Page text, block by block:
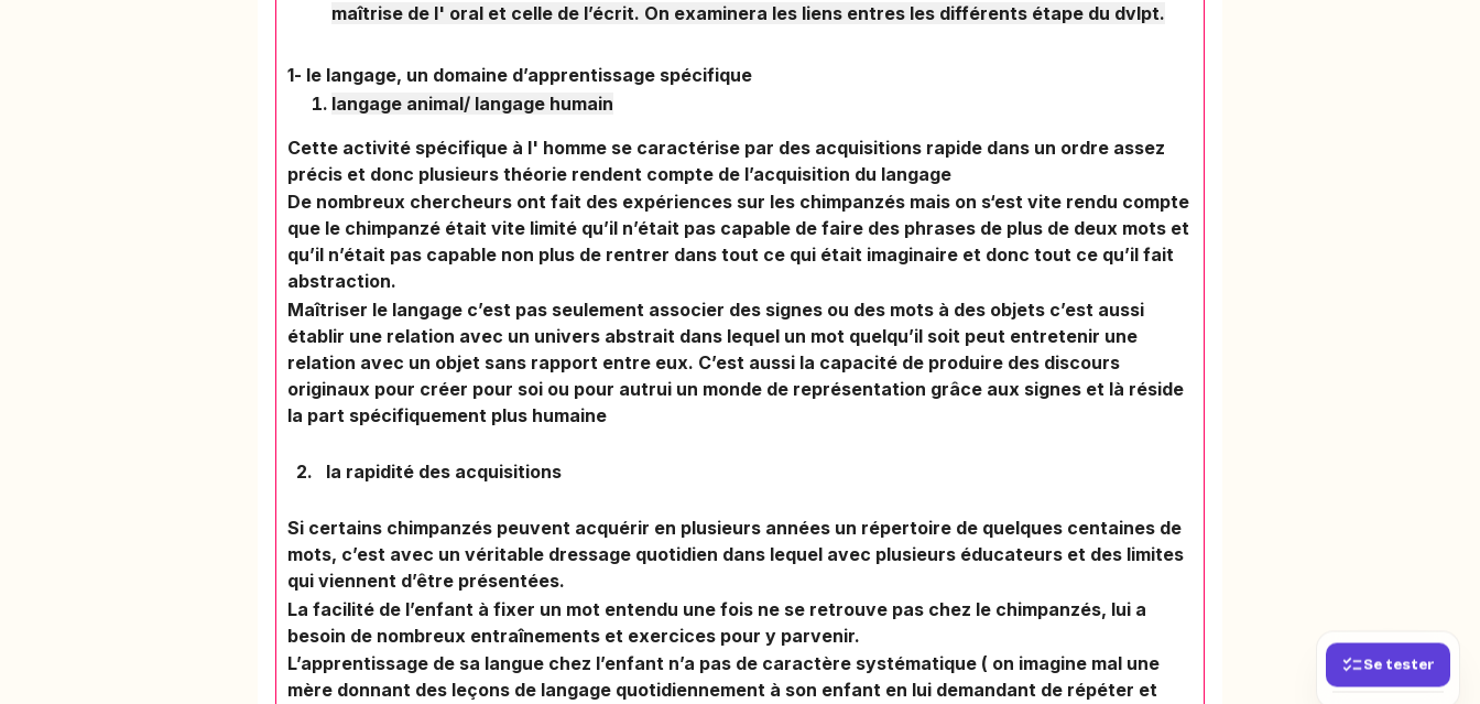
Se tester
maîtrise de l' oral et celle de l’écrit. On examinera les liens entres les différents étape du dvlpt.
1- le langage, un domaine d’apprentissage spécifique
langage animal/ langage humain
Cette activité spécifique à l' homme se caractérise par des acquisitions rapide dans un ordre assez
précis et donc plusieurs théorie rendent compte de l’acquisition du langage
De nombreux chercheurs ont fait des expériences sur les chimpanzés mais on s‘est vite rendu compte
que le chimpanzé était vite limité qu’il n’était pas capable de faire des phrases de plus de deux mots et
qu’il n’était pas capable non plus de rentrer dans tout ce qui était imaginaire et donc tout ce qu’il fait
abstraction.
Maîtriser le langage c’est pas seulement associer des signes ou des mots à des objets c’est aussi
établir une relation avec un univers abstrait dans lequel un mot quelqu’il soit peut entretenir une
relation avec un objet sans rapport entre eux. C’est aussi la capacité de produire des discours
originaux pour créer pour soi ou pour autrui un monde de représentation grâce aux signes et là réside
la part spécifiquement plus humaine
2. la rapidité des acquisitions
Si certains chimpanzés peuvent acquérir en plusieurs années un répertoire de quelques centaines de
mots, c’est avec un véritable dressage quotidien dans lequel avec plusieurs éducateurs et des limites
qui viennent d’être présentées.
La facilité de l’enfant à fixer un mot entendu une fois ne se retrouve pas chez le chimpanzés, lui a
besoin de nombreux entraînements et exercices pour y parvenir.
L’apprentissage de sa langue chez l’enfant n’a pas de caractère systématique ( on imagine mal une
mère donnant des leçons de langage quotidiennement à son enfant en lui demandant de répéter et